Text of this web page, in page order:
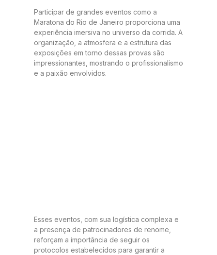
Participar de grandes eventos como a
Maratona do Rio de Janeiro proporciona uma
experiência imersiva no universo da corrida. A
organização, a atmosfera e a estrutura das
exposições em torno dessas provas são
impressionantes, mostrando o profissionalismo
e a paixão envolvidos.
Esses eventos, com sua logística complexa e
a presença de patrocinadores de renome,
reforçam a importância de seguir os
protocolos estabelecidos para garantir a